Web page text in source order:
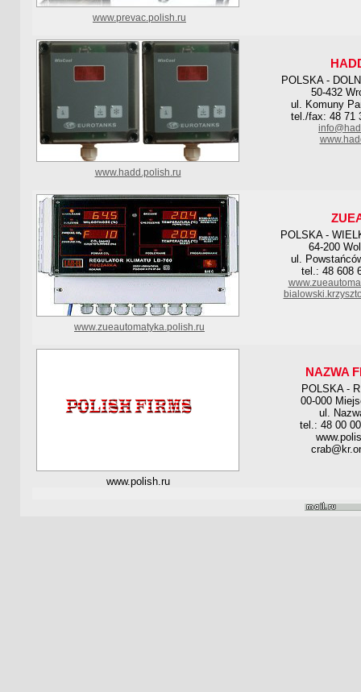
www.prevac.polish.ru
POLSKA -
50-432
ul. Komuny
tel./fax: 48 71
www.hadd.polish.ru
POLSKA -
64-200
ul.
tel.: 48 608
www.zueautomatyka.polish.ru
NAZWA
POLSKA -
00-000
ul.
tel.: 48 00
www.polish.ru